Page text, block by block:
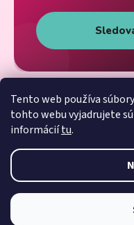
Tento web používa
tohto webu vyjadrujete
informáciítu.